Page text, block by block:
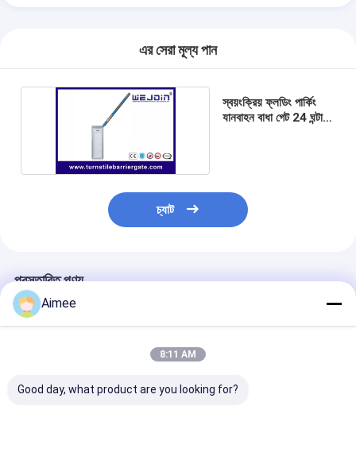
এর সেরা মূল্য পান
স্বয়ংক্রিয় ফ্লডিং পার্কিং
যানবাহন বাধা গেট 24 ঘন্টা
চ্যাট
প্রস্তাবিত পণ্য
Aimee
8:11 AM
Good day, what product are you looking for?